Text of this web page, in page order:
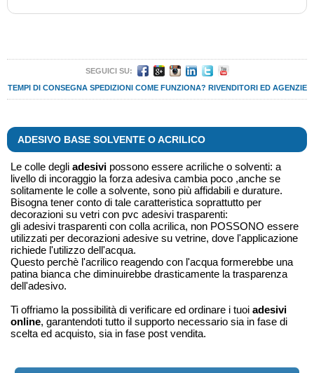
SEGUICI SU:
TEMPI DI CONSEGNA SPEDIZIONI COME FUNZIONA? RIVENDITORI ED AGENZIE
ADESIVO BASE SOLVENTE O ACRILICO
Le colle degli adesivi possono essere acriliche o solventi: a
livello di incoraggio la forza adesiva cambia poco ,anche se
solitamente le colle a solvente, sono più affidabili e durature.
Bisogna tener conto di tale caratteristica soprattutto per
decorazioni su vetri con pvc adesivi trasparenti:
gli adesivi trasparenti con colla acrilica, non POSSONO essere
utilizzati per decorazioni adesive su vetrine, dove l'applicazione
richiede l'utilizzo dell'acqua.
Questo perchè l'acrilico reagendo con l'acqua formerebbe una
patina bianca che diminuirebbe drasticamente la trasparenza
dell'adesivo.
Ti offriamo la possibilità di verificare ed ordinare i tuoi adesivi
online, garantendoti tutto il supporto necessario sia in fase di
scelta ed acquisto, sia in fase post vendita.